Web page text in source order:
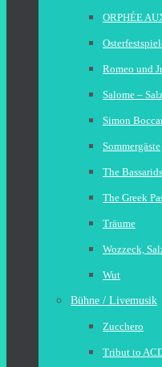
ORPHÉE
Romeo und
Salome –
Simon
Sommergäste
The Bassarids
The Greek
Träume
Wozzeck,
Wut
Bühne / Livemusik
Zucchero
Tribut to